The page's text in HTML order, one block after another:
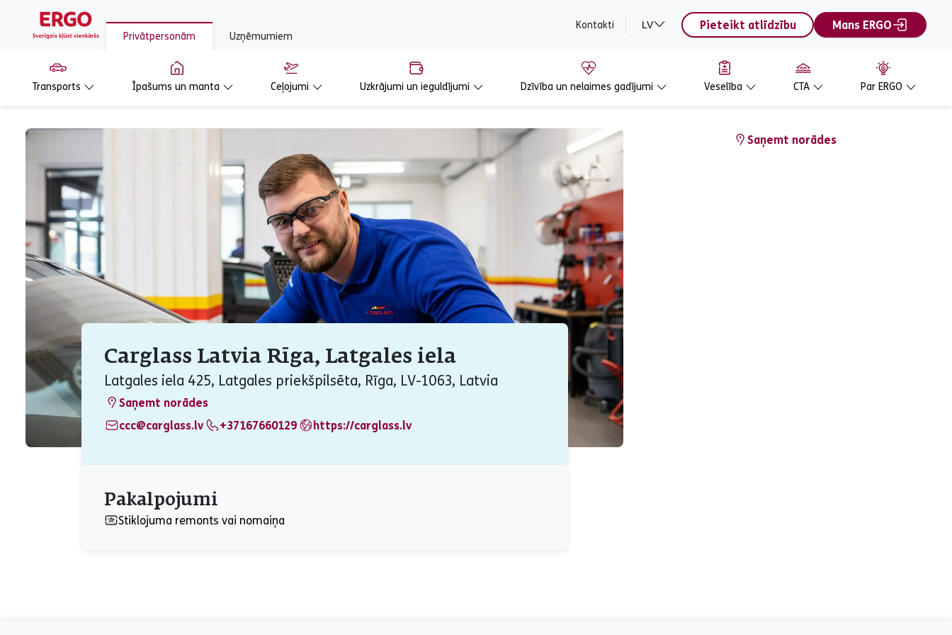
Privātpersonām Uzņēmumiem
Kontakti LV Pieteikt atlīdzību Mans ERGO
Transports Īpašums un manta Ceļojumi Uzkrājumi un ieguldījumi Dzīvība un nelaimes gadījumi Veselība CTA Par ERGO
Carglass Latvia Rīga, Latgales iela
Latgales iela 425, Latgales priekšpilsēta, Rīga, LV-1063, Latvia
Saņemt norādes
ccc@carglass.lv
+37167660129 https://carglass.lv
Pakalpojumi
Stiklojuma remonts vai nomaiņa
Saņemt norādes